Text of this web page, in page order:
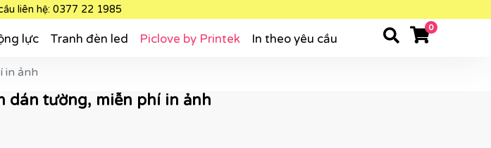
liên hệ: 0377 22 1985
lực Tranh đèn led Piclove by Printek In theo yêu cầu
0
in ảnh
dán tường, miễn phí in ảnh